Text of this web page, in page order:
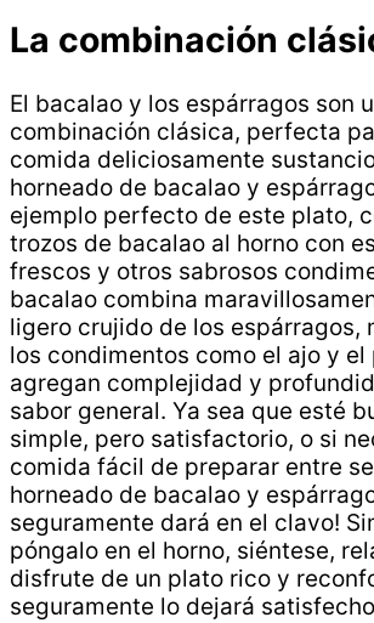
La combinación
El bacalao y los espárragos son
combinación clásica, perfecta
comida deliciosamente
horneado de bacalao y
ejemplo perfecto de este plato,
trozos de bacalao al horno con
frescos y otros sabrosos
bacalao combina
ligero crujido de los espárragos,
los condimentos como el ajo y el
agregan complejidad y
sabor general. Ya sea que esté
simple, pero satisfactorio, o si
comida fácil de preparar entre
horneado de bacalao y
seguramente dará en el clavo!
póngalo en el horno, siéntese,
disfrute de un plato rico y
seguramente lo dejará